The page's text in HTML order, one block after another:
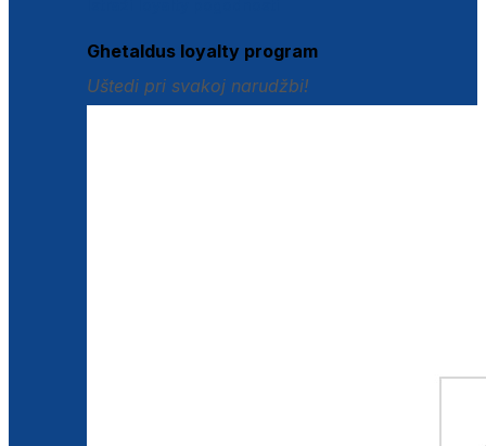
Ghetaldus loyalty program
Uštedi pri svakoj narudžbi!